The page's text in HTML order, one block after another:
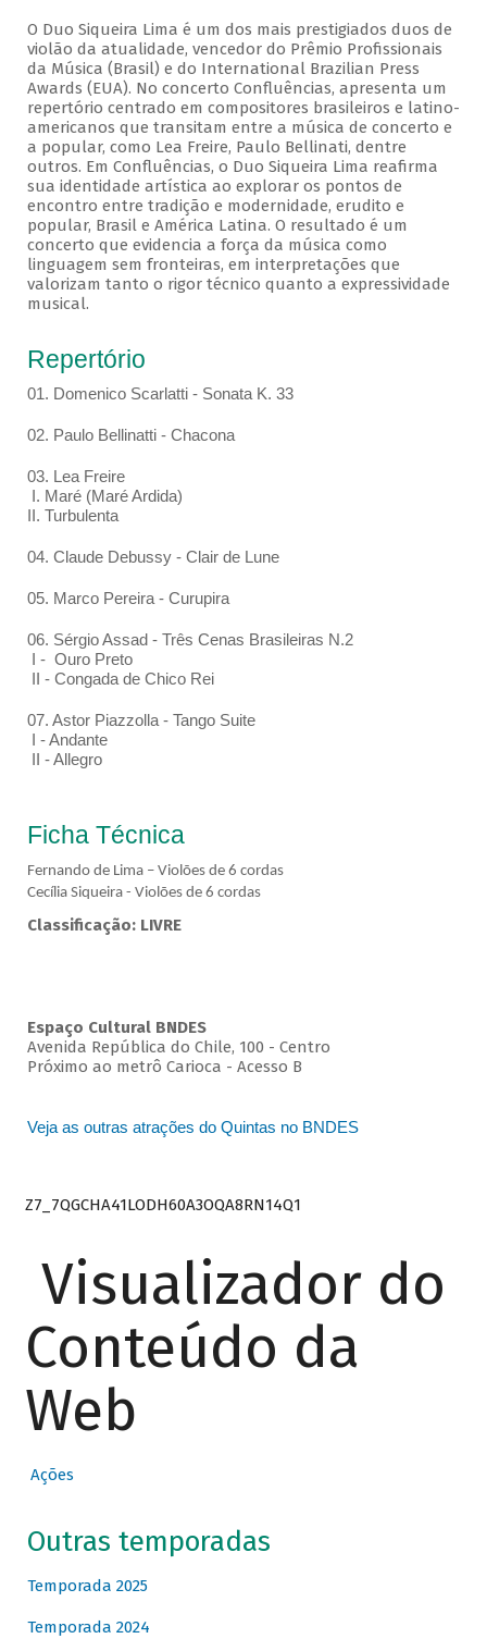
O Duo Siqueira Lima é um dos mais prestigiados duos de
violão da atualidade, vencedor do Prêmio Profissionais
da Música (Brasil) e do International Brazilian Press
Awards (EUA). No concerto Confluências, apresenta um
repertório centrado em compositores brasileiros e latino-
americanos que transitam entre a música de concerto e
a popular, como Lea Freire, Paulo Bellinati, dentre
outros. Em Confluências, o Duo Siqueira Lima reafirma
sua identidade artística ao explorar os pontos de
encontro entre tradição e modernidade, erudito e
popular, Brasil e América Latina. O resultado é um
concerto que evidencia a força da música como
linguagem sem fronteiras, em interpretações que
valorizam tanto o rigor técnico quanto a expressividade
musical.
Repertório
01. Domenico Scarlatti - Sonata K. 33
02. Paulo Bellinatti - Chacona
03. Lea Freire
I. Maré (Maré Ardida)
II. Turbulenta
04. Claude Debussy - Clair de Lune
05. Marco Pereira - Curupira
06. Sérgio Assad - Três Cenas Brasileiras N.2
I - Ouro Preto
II - Congada de Chico Rei
07. Astor Piazzolla - Tango Suite
I - Andante
II - Allegro
Ficha Técnica
Fernando de Lima – Violões de 6 cordas
Cecília Siqueira - Violões de 6 cordas
Classificação: LIVRE
Espaço Cultural BNDES
Avenida República do Chile, 100 - Centro
Próximo ao metrô Carioca - Acesso B
Veja as outras atrações do Quintas no BNDES
Z7_7QGCHA41LODH60A3OQA8RN14Q1
Visualizador do
Conteúdo da
Web
Ações
Outras temporadas
Temporada 2025
Temporada 2024